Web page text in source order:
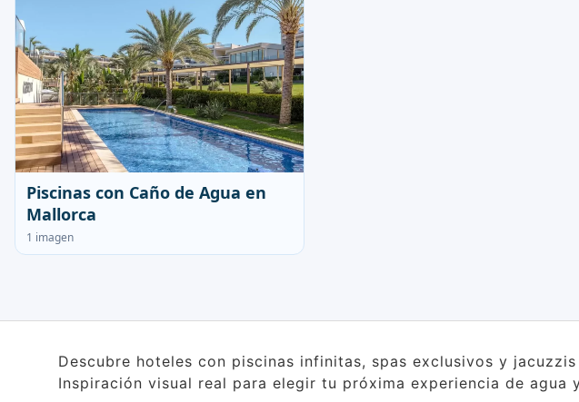
Piscinas con Caño de Agua en
Mallorca
1 imagen
Descubre hoteles con piscinas infinitas, spas exclusivos y
Inspiración visual real para elegir tu próxima experiencia de agua